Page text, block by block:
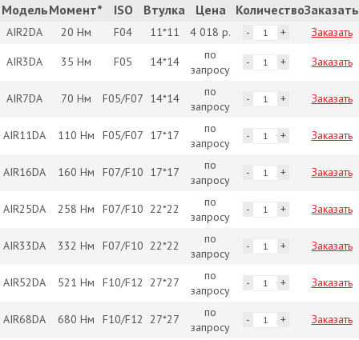
МодельМомент* ISO Втулка Цена КоличествоЗаказать
AIR2DA 20 Нм F04 11*11 4 018 р. Заказать
AIR3DA 35 Нм F05 14*14
по
запросу
Заказать
AIR7DA 70 Нм F05/F07 14*14
по
запросу
Заказать
AIR11DA 110 Нм F05/F07 17*17
по
запросу
Заказать
AIR16DA 160 Нм F07/F10 17*17
по
запросу
Заказать
AIR25DA 258 Нм F07/F10 22*22
по
запросу
Заказать
AIR33DA 332 Нм F07/F10 22*22
по
запросу
Заказать
AIR52DA 521 Нм F10/F12 27*27
по
запросу
Заказать
AIR68DA 680 Нм F10/F12 27*27
по
запросу
Заказать